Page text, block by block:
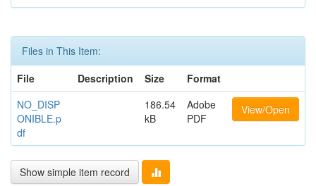
Files in This Item:
File
Description Size
Format
NO_DISP
ONIBLE.p
df
186.54
kB
Adobe
PDF
View/Open
Show simple item record